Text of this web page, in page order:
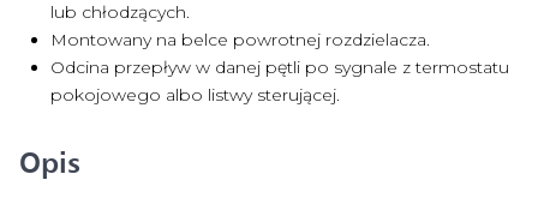
lub chłodzących.
Montowany na belce powrotnej rozdzielacza.
Odcina przepływ w danej pętli po sygnale z termostatu
pokojowego albo listwy sterującej.
Opis